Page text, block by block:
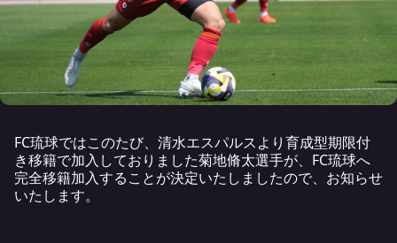
FC琉球ではこのたび、清水エスパルスより育成型期限付
き移籍で加入しておりました菊地脩太選手が、FC琉球へ
完全移籍加入することが決定いたしましたので、お知らせ
いたします。